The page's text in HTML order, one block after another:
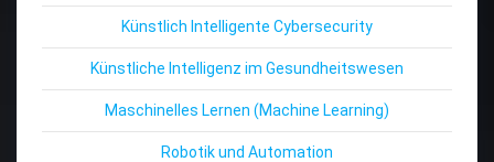
Künstlich Intelligente Cybersecurity
Künstliche Intelligenz im Gesundheitswesen
Maschinelles Lernen (Machine Learning)
Robotik und Automation